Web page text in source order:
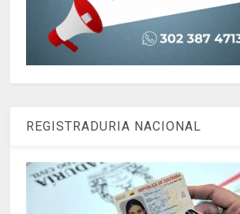
REGISTRADURIA NACIONAL